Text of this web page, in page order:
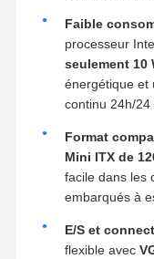
Faible
processeur
seulement 10
énergétique et
continu 24h/24
Format
Mini ITX de
facile dans les
embarqués à
E/S et
flexible avec